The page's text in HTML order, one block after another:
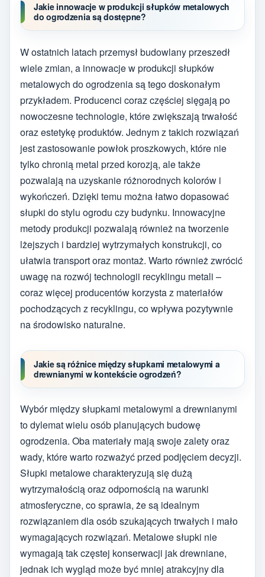
Jakie innowacje w produkcji słupków metalowych
do ogrodzenia są dostępne?
W ostatnich latach przemysł budowlany przeszedł
wiele zmian, a innowacje w produkcji słupków
metalowych do ogrodzenia są tego doskonałym
przykładem. Producenci coraz częściej sięgają po
nowoczesne technologie, które zwiększają trwałość
oraz estetykę produktów. Jednym z takich rozwiązań
jest zastosowanie powłok proszkowych, które nie
tylko chronią metal przed korozją, ale także
pozwalają na uzyskanie różnorodnych kolorów i
wykończeń. Dzięki temu można łatwo dopasować
słupki do stylu ogrodu czy budynku. Innowacyjne
metody produkcji pozwalają również na tworzenie
lżejszych i bardziej wytrzymałych konstrukcji, co
ułatwia transport oraz montaż. Warto również zwrócić
uwagę na rozwój technologii recyklingu metali –
coraz więcej producentów korzysta z materiałów
pochodzących z recyklingu, co wpływa pozytywnie
na środowisko naturalne.
Jakie są różnice między słupkami metalowymi a
drewnianymi w kontekście ogrodzeń?
Wybór między słupkami metalowymi a drewnianymi
to dylemat wielu osób planujących budowę
ogrodzenia. Oba materiały mają swoje zalety oraz
wady, które warto rozważyć przed podjęciem decyzji.
Słupki metalowe charakteryzują się dużą
wytrzymałością oraz odpornością na warunki
atmosferyczne, co sprawia, że są idealnym
rozwiązaniem dla osób szukających trwałych i mało
wymagających rozwiązań. Metalowe słupki nie
wymagają tak częstej konserwacji jak drewniane,
jednak ich wygląd może być mniej atrakcyjny dla